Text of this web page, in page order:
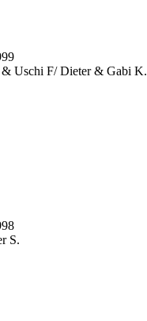
& Uschi F/ Dieter & Gabi K.
S.